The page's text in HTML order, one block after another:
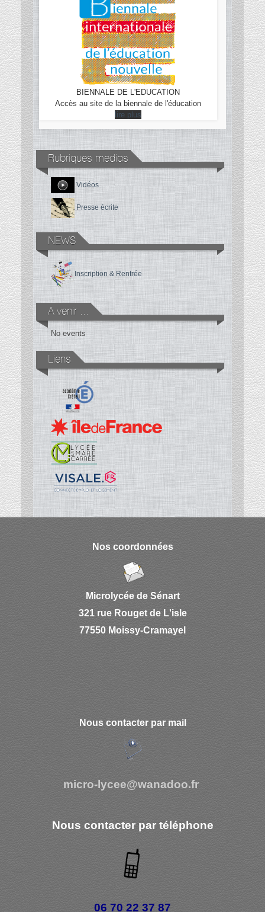
BIENNALE DE L'EDUCATION
Accès au site de la biennale de l'éducation
lire plus
Rubriques medias
Vidéos
Presse écrite
NEWS
Inscription & Rentrée
A venir ...
No events
Liens
Nos coordonnées
Microlycée de Sénart
321 rue Rouget de L'isle
77550 Moissy-Cramayel
Nous contacter par mail
micro-lycee@wanadoo.fr
Nous contacter par téléphone
06 70 22 37 87